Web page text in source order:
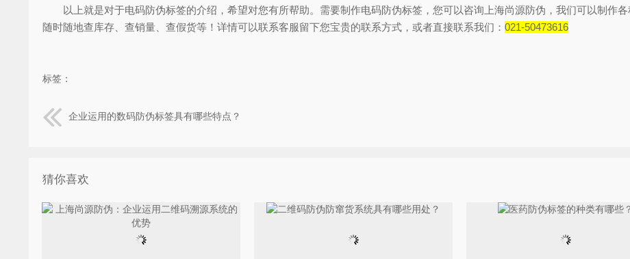
以上就是对于电码防伪标签的介绍，希望对您有所帮助。需要制作电码防伪标签，您可以咨询上海尚源防伪，我们可以制作
随时随地查库存、查销量、查假货等！详情可以联系客服留下您宝贵的联系方式，或者直接联系我们： 021-50473616
标签：
企业运用的数码防伪标签具有哪些特点？
猜你喜欢